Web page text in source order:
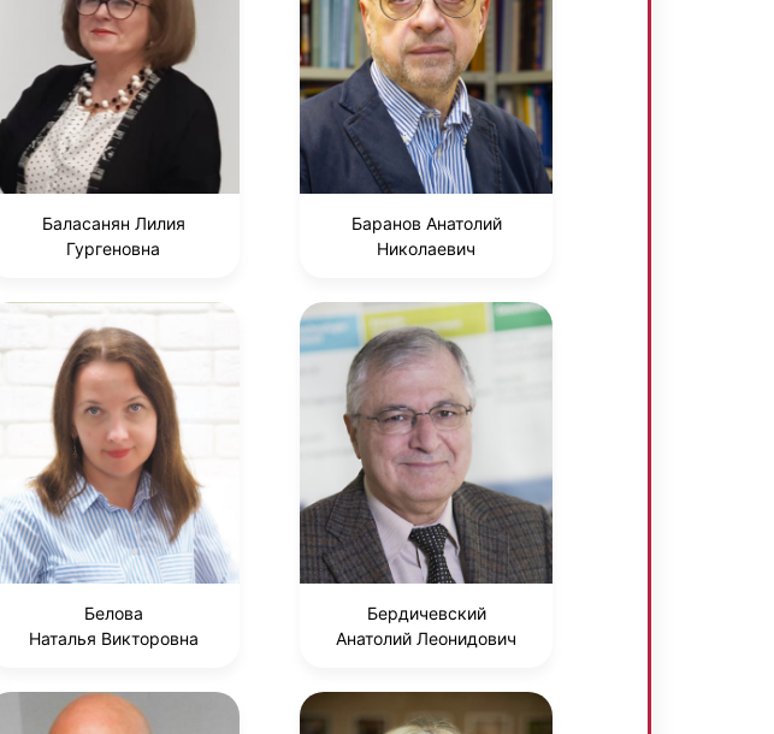
Баласанян Лилия
Гургеновна
Баранов Анатолий
Николаевич
Белова
Наталья Викторовна
Бердичевский
Анатолий Леонидович